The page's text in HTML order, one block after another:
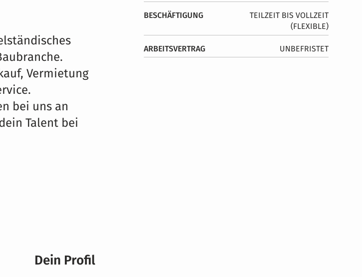
Vermietung
bei uns an
Talent bei
BESCHÄFTIGUNG
TEILZEIT BIS VOLLZEIT
(FLEXIBLE)
ARBEITSVERTRAG UNBEFRISTET
Dein Profil